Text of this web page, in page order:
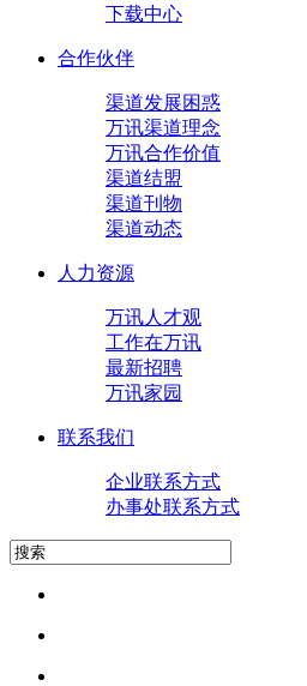
下载中心
合作伙伴
渠道发展困惑
万讯渠道理念
万讯合作价值
渠道结盟
渠道刊物
渠道动态
人力资源
万讯人才观
工作在万讯
最新招聘
万讯家园
联系我们
企业联系方式
办事处联系方式